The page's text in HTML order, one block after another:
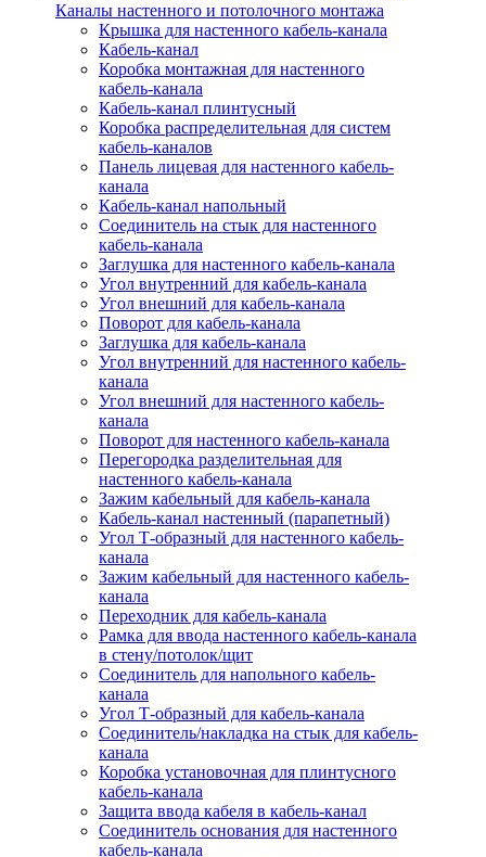
Каналы настенного и потолочного монтажа
Крышка для настенного кабель-канала
Кабель-канал
Коробка монтажная для настенного
кабель-канала
Кабель-канал плинтусный
Коробка распределительная для систем
кабель-каналов
Панель лицевая для настенного кабель-
канала
Кабель-канал напольный
Соединитель на стык для настенного
кабель-канала
Заглушка для настенного кабель-канала
Угол внутренний для кабель-канала
Угол внешний для кабель-канала
Поворот для кабель-канала
Заглушка для кабель-канала
Угол внутренний для настенного кабель-
канала
Угол внешний для настенного кабель-
канала
Поворот для настенного кабель-канала
Перегородка разделительная для
настенного кабель-канала
Зажим кабельный для кабель-канала
Кабель-канал настенный (парапетный)
Угол Т-образный для настенного кабель-
канала
Зажим кабельный для настенного кабель-
канала
Переходник для кабель-канала
Рамка для ввода настенного кабель-канала
в стену/потолок/щит
Соединитель для напольного кабель-
канала
Угол Т-образный для кабель-канала
Соединитель/накладка на стык для кабель-
канала
Коробка установочная для плинтусного
кабель-канала
Защита ввода кабеля в кабель-канал
Соединитель основания для настенного
кабель-канала